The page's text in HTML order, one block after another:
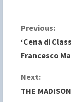
C
o
n
t
Previous:
‘Cena di
Francesco
Next:
THE